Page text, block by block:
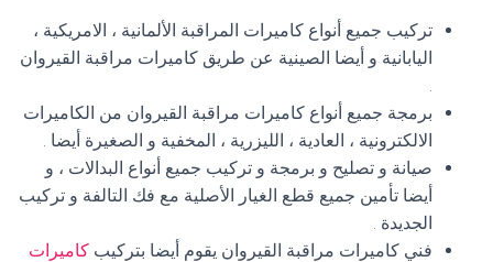
تركيب جميع أنواع كاميرات المراقبة الألمانية ، الامريكية ،
اليابانية و أيضا الصينية عن طريق كاميرات مراقبة القيروان
.
برمجة جميع أنواع كاميرات مراقبة القيروان من الكاميرات
الالكترونية ، العادية ، الليزرية ، المخفية و الصغيرة أيضا .
صيانة و تصليح و برمجة و تركيب جميع أنواع البدالات ، و
أيضا تأمين جميع قطع الغيار الأصلية مع فك التالفة و تركيب
الجديدة .
فني كاميرات مراقبة القيروان يقوم أيضا بتركيب كاميرات